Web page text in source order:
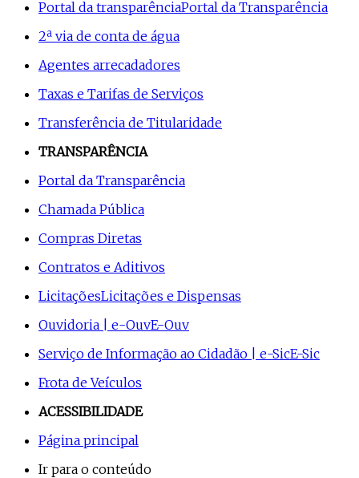
Portal da transparênciaPortal da Transparência
2ª via de conta de água
Agentes arrecadadores
Taxas e Tarifas de Serviços
Transferência de Titularidade
TRANSPARÊNCIA
Portal da Transparência
Chamada Pública
Compras Diretas
Contratos e Aditivos
LicitaçõesLicitações e Dispensas
Ouvidoria | e-OuvE-Ouv
Serviço de Informação ao Cidadão | e-SicE-Sic
Frota de Veículos
ACESSIBILIDADE
Página principal
Ir para o conteúdo